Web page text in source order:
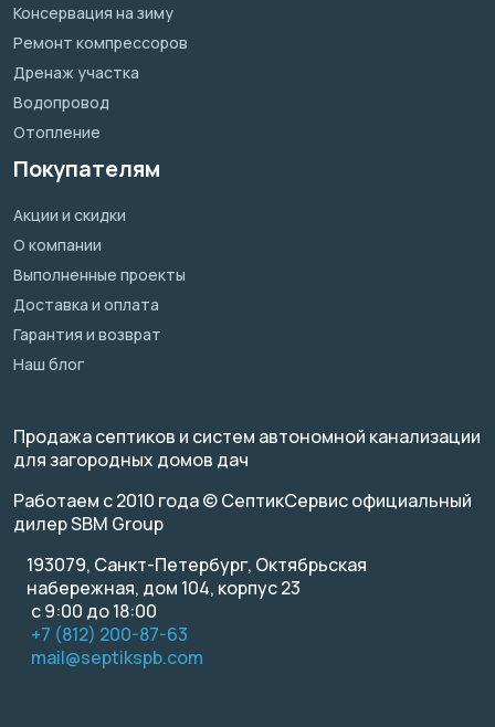
Консервация на зиму
Ремонт компрессоров
Дренаж участка
Водопровод
Отопление
Покупателям
Акции и скидки
О компании
Выполненные проекты
Доставка и оплата
Гарантия и возврат
Наш блог
Продажа септиков и систем автономной канализации
для загородных домов дач
Работаем с 2010 года © СептикСервис официальный
дилер SBM Group
193079, Санкт-Петербург, Октябрьская
набережная, дом 104, корпус 23
с 9:00 до 18:00
+7 (812) 200-87-63
mail@septikspb.com